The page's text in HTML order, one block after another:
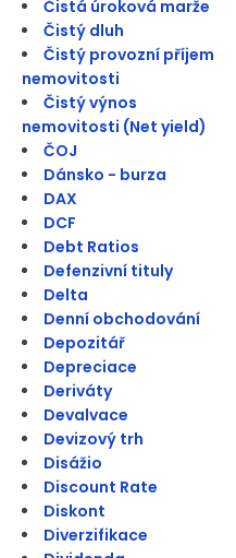
Čistá úroková marže
Čistý dluh
Čistý provozní příjem
nemovitosti
Čistý výnos
nemovitosti (Net yield)
ČOJ
Dánsko - burza
DAX
DCF
Debt Ratios
Defenzivní tituly
Delta
Denní obchodování
Depozitář
Depreciace
Deriváty
Devalvace
Devizový trh
Disážio
Discount Rate
Diskont
Diverzifikace